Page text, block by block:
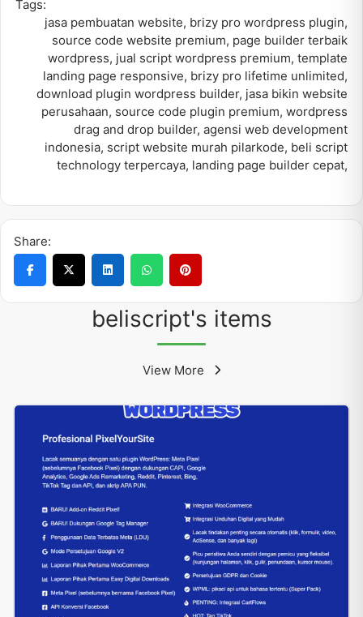
Tags:
jasa pembuatan website, brizy pro wordpress plugin,
source code website premium, page builder terbaik
wordpress, jual script wordpress premium, template
landing page responsive, brizy pro lifetime unlimited,
download plugin wordpress builder, jasa bikin website
perusahaan, source code plugin premium, wordpress
drag and drop builder, agensi web development
indonesia, script website murah pilarkode, beli script
technology terpercaya, landing page builder cepat,
Share:
beliscript's items
View More